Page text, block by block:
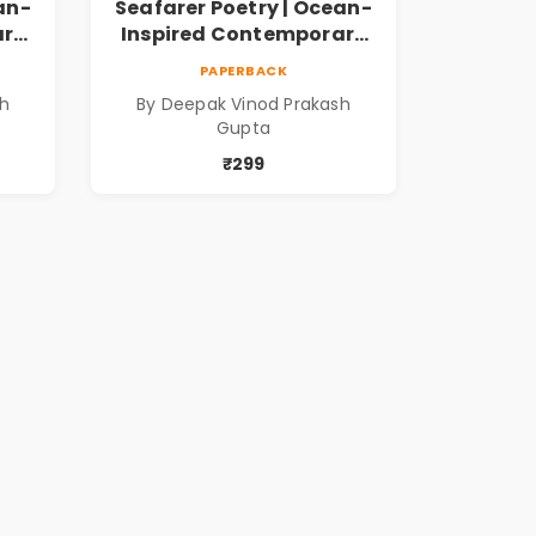
Seafarer Poetry | Ocean-
Inspired Contemporary
PAPERBACK
By Deepak Vinod Prakash
Gupta
₹299